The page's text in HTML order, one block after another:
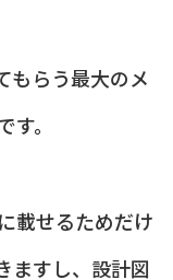
もらう最大のメ
す。
載せるためだけ
ますし、設計図